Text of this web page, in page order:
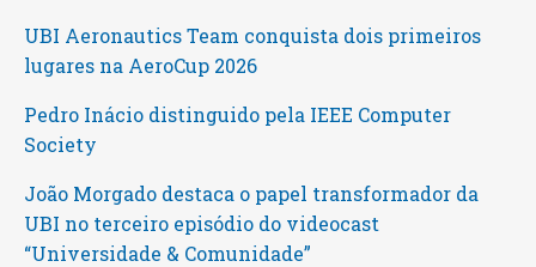
UBI Aeronautics Team conquista dois primeiros
lugares na AeroCup 2026
Pedro Inácio distinguido pela IEEE Computer
Society
João Morgado destaca o papel transformador da
UBI no terceiro episódio do videocast
“Universidade & Comunidade”